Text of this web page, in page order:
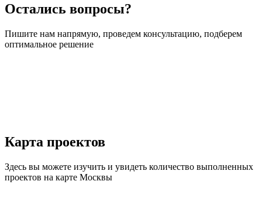
Остались вопросы?
Пишите нам напрямую, проведем консультацию, подберем
оптимальное решение
Карта проектов
Здесь вы можете изучить и увидеть количество выполненных
проектов на карте Москвы